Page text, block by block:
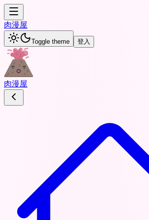
肉漫屋
Toggle theme 登入
肉漫屋